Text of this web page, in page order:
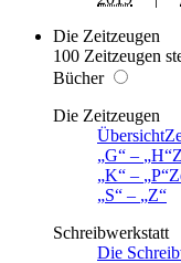
Die Zeitzeugen
100 Zeitzeugen
Bücher
Die Zeitzeugen
Übersicht
G
– H
K
– P
S
–
Z
Schreibwerkstatt
Die